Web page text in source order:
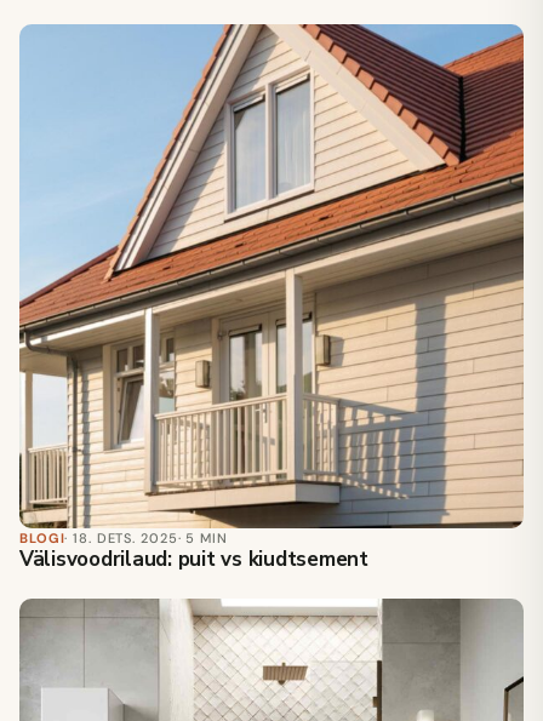
BLOGI· 18. DETS. 2025· 5 MIN
Välisvoodrilaud: puit vs kiudtsement